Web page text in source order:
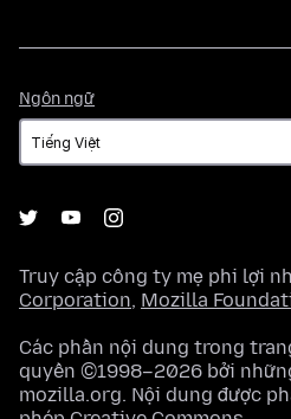
Ngôn ngữ
ngữ
Truy cập công ty mẹ phi lợi
Corporation, Mozilla
Các phần nội dung trong
quyền ©1998–2026 bởi
mozilla.org. Nội dung được